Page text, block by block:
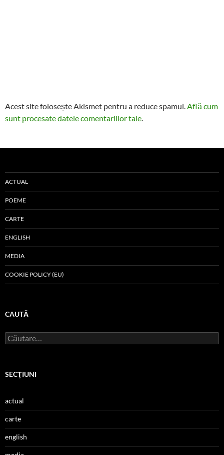
Acest site folosește Akismet pentru a reduce spamul.Află cum
sunt procesate datele comentariilor tale.
ACTUAL
POEME
CARTE
ENGLISH
MEDIA
COOKIE POLICY (EU)
CAUTĂ
Caută
după:
SECŢIUNI
actual
carte
english